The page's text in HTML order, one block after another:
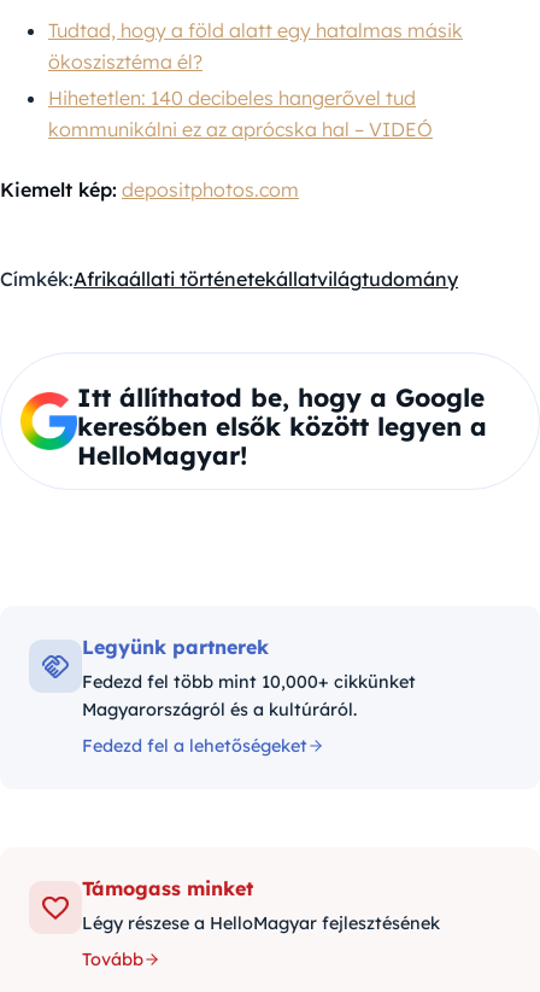
Tudtad, hogy a föld alatt egy hatalmas másik
ökoszisztéma él?
Hihetetlen: 140 decibeles hangerővel tud
kommunikálni ez az aprócska hal – VIDEÓ
Kiemelt kép: depositphotos.com
Címkék:Afrikaállati történetekállatvilágtudomány
Itt állíthatod be, hogy a Google
keresőben elsők között legyen a
HelloMagyar!
Legyünk partnerek
Fedezd fel több mint 10,000+ cikkünket
Magyarországról és a kultúráról.
Fedezd fel a lehetőségeket
Támogass minket
Légy részese a HelloMagyar fejlesztésének
Tovább